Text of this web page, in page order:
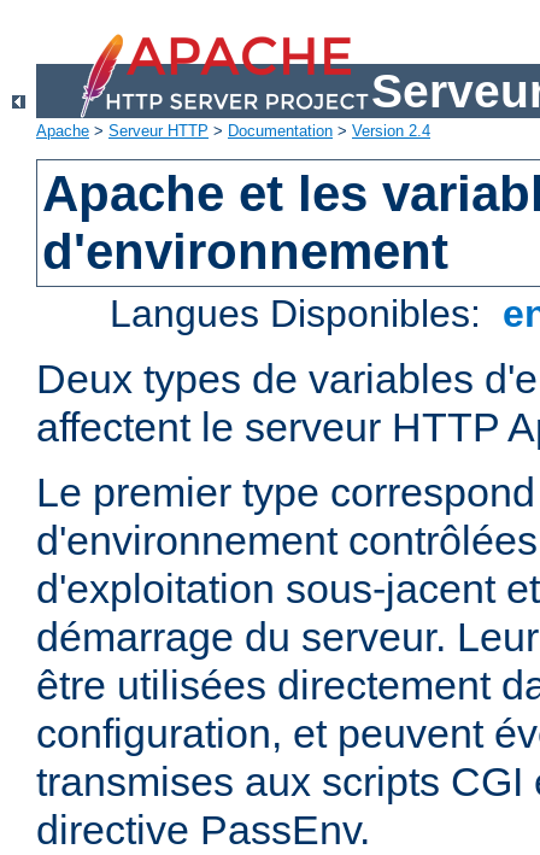
Apache > Serveur HTTP > Documentation > Version 2.4
Apache et les
d'environnement
Langues Disponibles:
Deux types de variables
affectent le serveur HTTP
Le premier type
d'environnement
d'exploitation sous-jacent
démarrage du serveur.
être utilisées directement
configuration, et peuvent
transmises aux scripts CGI
directive PassEnv.